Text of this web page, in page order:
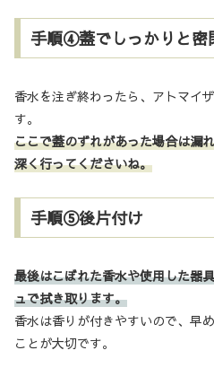
手順④蓋でしっかりと密
香水を注ぎ終わったら、アトマイ
す。
ここで蓋のずれがあった場合は漏
深く行ってくださいね。
手順⑤後片付け
最後はこぼれた香水や使用した器
ュで拭き取ります。
香水は香りが付きやすいので、早
ことが大切です。